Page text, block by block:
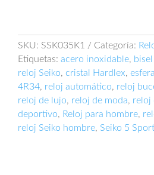
SKU: SSK035K1 Categoría:
Etiquetas: acero inoxidable,
reloj Seiko, cristal Hardlex,
4R34, reloj automático, reloj
reloj de lujo, reloj de moda, reloj
deportivo, Reloj para hombre,
reloj Seiko hombre, Seiko 5